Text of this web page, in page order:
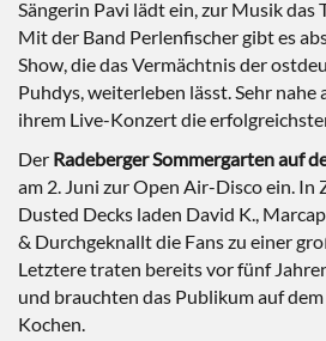
Sängerin Pavi lädt ein, zur Musik das
Mit der Band Perlenfischer gibt es
Show, die das Vermächtnis der
Puhdys, weiterleben lässt. Sehr
ihrem Live-Konzert die
Der Radeberger Sommergarten auf
am 2. Juni zur Open Air-Disco ein.
Dusted Decks laden David K.,
& Durchgeknallt die Fans zu einer
Letztere traten bereits vor fünf
und brauchten das Publikum auf
Kochen.